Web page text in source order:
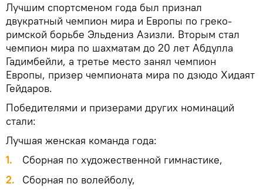
Лучшим спортсменом года был признал
двукратный чемпион мира и Европы по греко-
римской борьбе Эльдениз Азизли. Вторым стал
чемпион мира по шахматам до 20 лет Абдулла
Гадимбейли, а третье место занял чемпион
Европы, призер чемпионата мира по дзюдо Хидаят
Гейдаров.
Победителями и призерами других номинаций
стали:
Лучшая женская команда года:
1.
Сборная по художественной гимнастике,
2.
Сборная по волейболу,